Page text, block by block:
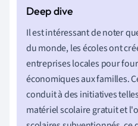
Il est intéressant de noter
du monde, les écoles ont
entreprises locales pour
économiques aux familles.
conduit à des initiatives
matériel scolaire gratuit et